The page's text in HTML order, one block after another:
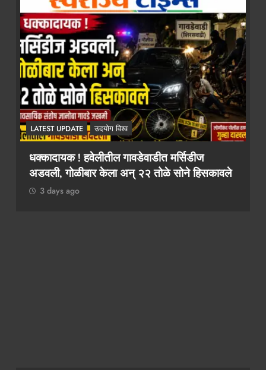
LATEST UPDATE उदयोग विश्व
२ कोटींचा दंड टाळायचा असेल तर १० लाख द्या!
कथित लाच मागणी प्रकरणी तलाठी आश्विनी कोकाटे
दुसऱ्यांदा एसीबीच्या जाळ्यात